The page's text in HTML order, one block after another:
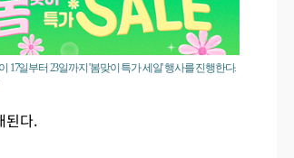
17일부터 23일까지 '봄맞이 특가 세일' 행사를 진행한다.
된다.